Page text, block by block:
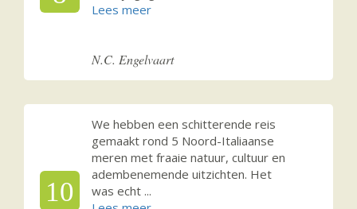
N.C. Engelvaart
10
We hebben een schitterende reis
gemaakt rond 5 Noord-Italiaanse
meren met fraaie natuur, cultuur en
adembenemende uitzichten. Het
was echt ...